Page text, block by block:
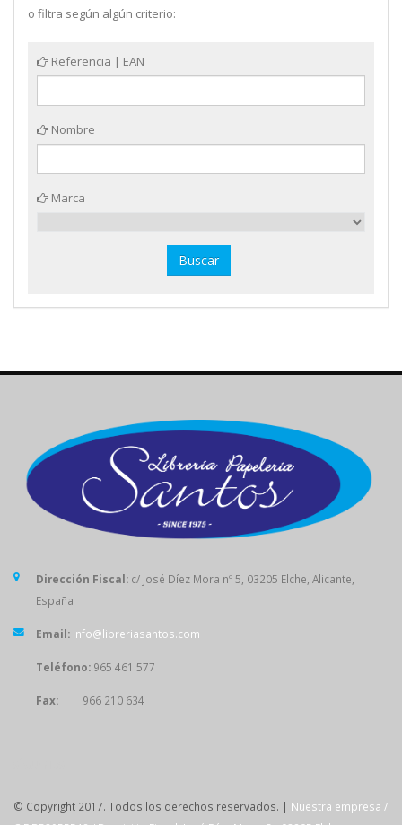
o filtra según algún criterio:
Referencia | EAN
Nombre
Marca
Dirección Fiscal: c/ José Díez Mora nº 5, 03205 Elche, Alicante,
España
Email: info@libreriasantos.com
Teléfono: 965 461 577
Fax: 966 210 634
© Copyright 2017. Todos los derechos reservados. | Nuestra empresa /